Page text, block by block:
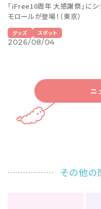
「iFree10周年 大感謝祭」にシ
モロールが登場！（東京）
グッズ スポット
2026/08/04
ニ
その他の